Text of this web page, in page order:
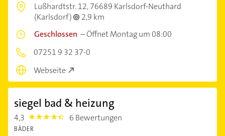
Lußhardtstr. 12,76689 Karlsdorf-Neuthard
(Karlsdorf)
2,9 km
Geschlossen –Öffnet Montag um 08:00
07251 9 32 37-0
Webseite
siegel bad & heizung
4,3 4.3 6 Bewertungen
BÄDER